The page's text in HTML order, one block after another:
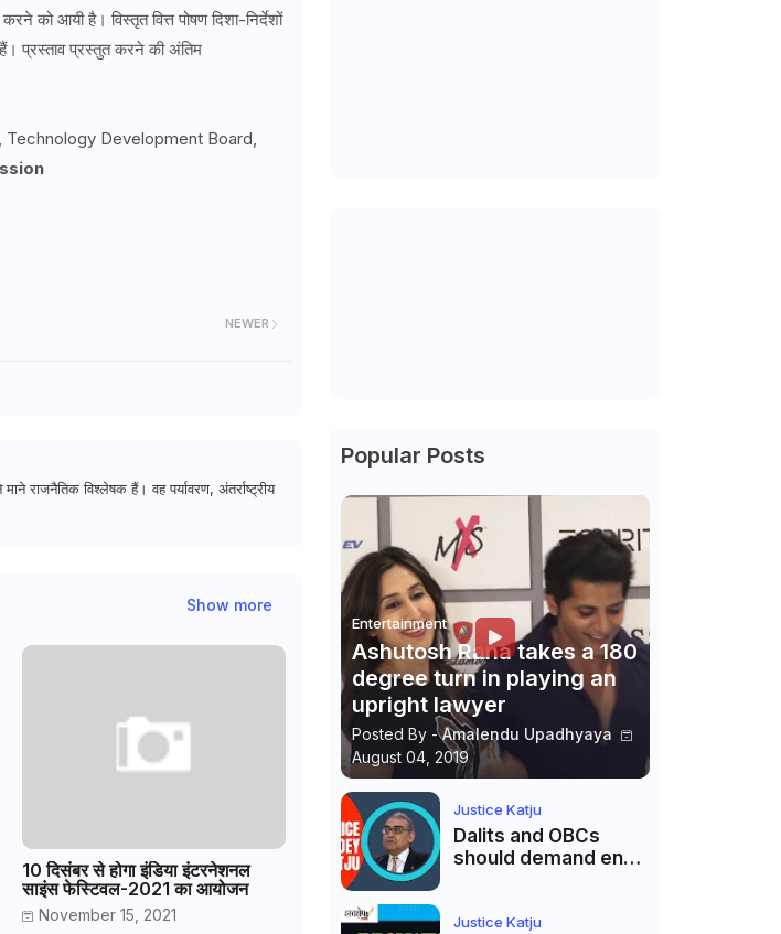
को आयी है। विस्तृत वित्त पोषण दिशा-निर्देशों
प्रस्ताव प्रस्तुत करने की अंतिम
Development Board,
NEWER
राजनैतिक विश्लेषक हैं। वह पर्यावरण, अंतर्राष्ट्रीय
Show more
10 दिसंबर से होगा इंडिया इंटरनेशनल
साइंस फेस्टिवल-2021 का आयोजन
November 15, 2021
Popular Posts
Entertainment
Ashutosh Rana takes a 180
degree turn in playing an
upright lawyer
Posted By - Amalendu Upadhyaya
August 04, 2019
Justice Katju
Dalits and OBCs
should demand end
Justice Katju